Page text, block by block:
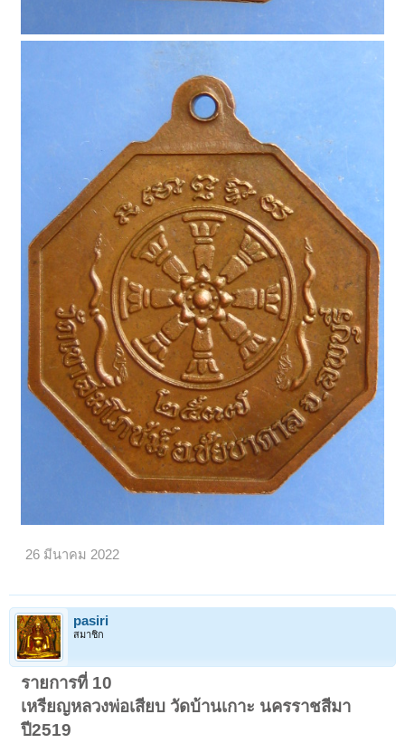
26 มีนาคม 2022
pasiri
สมาชิก
รายการที่ 10
เหรียญหลวงพ่อเสียบ วัดบ้านเกาะ นครราชสีมา
ปี2519